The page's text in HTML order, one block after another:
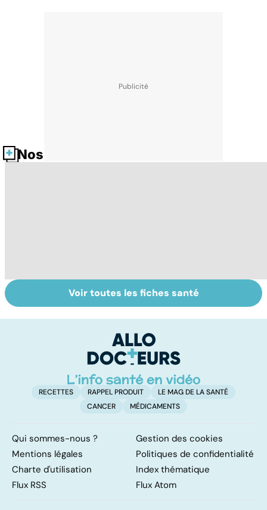
Nos fiches santé
Rougeole :
l'importance de
Tout savoir sur
les virus
Voir toutes les fiches santé
RECETTES RAPPEL PRODUIT
LE MAG DE LA SANTÉ
CANCER
MÉDICAMENTS
Qui sommes-nous ?
Gestion des cookies
Mentions légales
Politiques de confidentialité
Charte d'utilisation
Index thématique
Flux RSS
Flux Atom